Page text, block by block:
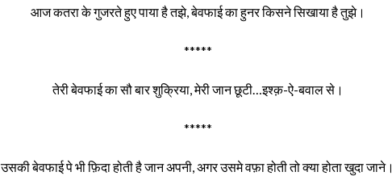
आज कतरा के गुजरते हुए पाया है तझे, बेवफाई का हुनर किसने सिखाया है तुझे।
*****
तेरी बेवफाई का सौ बार शुक्रिया, मेरी जान छूटी…इश्क़-ऐ-बवाल से।
*****
उसकी बेवफाई पे भी फ़िदा होती है जान अपनी, अगर उसमे वफ़ा होती तो क्या होता खुदा जाने।